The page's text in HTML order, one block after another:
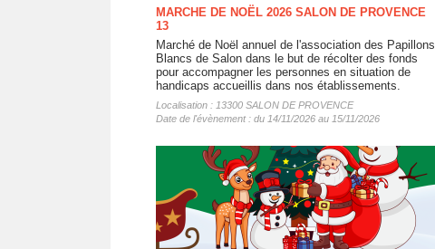
MARCHE DE NOËL 2026 SALON DE PROVENCE
13
Marché de Noël annuel de l'association des Papillons
Blancs de Salon dans le but de récolter des fonds
pour accompagner les personnes en situation de
handicaps accueillis dans nos établissements.
Localisation : 13300 SALON DE PROVENCE
Date de l'évènement : du 14/11/2026 au 15/11/2026